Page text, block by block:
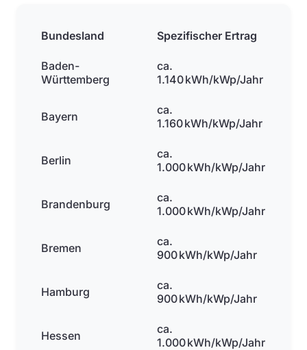
Bundesland Spezifischer Ertrag
Baden-
Württemberg
ca.
1.140 kWh/kWp/Jahr
Bayern
ca.
1.160 kWh/kWp/Jahr
Berlin
ca.
1.000 kWh/kWp/Jahr
Brandenburg
ca.
1.000 kWh/kWp/Jahr
Bremen
ca.
900 kWh/kWp/Jahr
Hamburg
ca.
900 kWh/kWp/Jahr
Hessen
ca.
1.000 kWh/kWp/Jahr